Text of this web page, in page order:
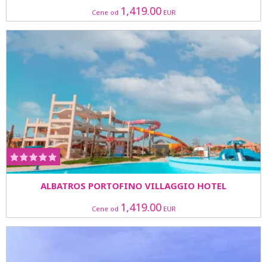
Cene od 1,419.00EUR
ALBATROS PORTOFINO VILLAGGIO HOTEL
Cene od 1,419.00EUR